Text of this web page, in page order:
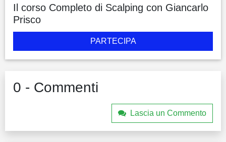
Il corso Completo di Scalping con Giancarlo
Prisco
PARTECIPA
0 - Commenti
Lascia un Commento